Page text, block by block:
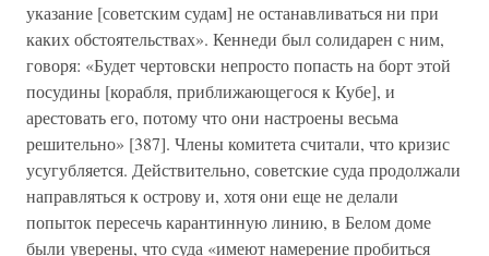
указание [советским судам] не останавливаться ни при
каких обстоятельствах». Кеннеди был солидарен с ним,
говоря: «Будет чертовски непросто попасть на борт этой
посудины [корабля, приближающегося к Кубе], и
арестовать его, потому что они настроены весьма
решительно» [387]. Члены комитета считали, что кризис
усугубляется. Действительно, советские суда продолжали
направляться к острову и, хотя они еще не делали
попыток пересечь карантинную линию, в Белом доме
были уверены, что суда «имеют намерение пробиться